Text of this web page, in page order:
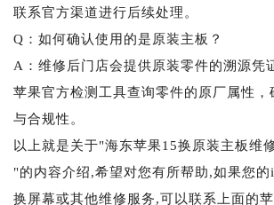
联系官方渠道进行后续处理。
Q：如何确认使用的是原装主板？
A：维修后门店会提供原装零件的溯源凭
苹果官方检测工具查询零件的原厂属性，
与合规性。
以上就是关于"海东苹果15换原装主板维
"的内容介绍,希望对您有所帮助,如果您的
换屏幕或其他维修服务,可以联系上面的